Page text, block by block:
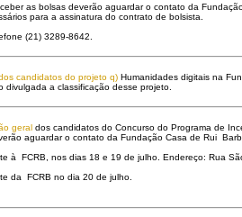
as bolsas deverão aguardar o contato da
para a assinatura do contrato de bolsista.
(21) 3289-8642.
candidatos do projeto q) Humanidades digitais na
divulgada a classificação desse projeto.
geral dos candidatos do Concurso do Programa de
aguardar o contato da Fundação Casa de Rui
FCRB, nos dias 18 e 19 de julho. Endereço: Rua
da FCRB no dia 20 de julho.